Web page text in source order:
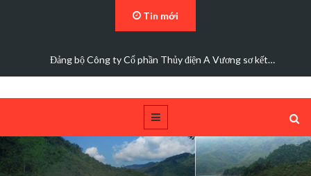
Tin mới
Đảng bộ Công ty Cổ phần Thủy điện A Vương sơ kết…